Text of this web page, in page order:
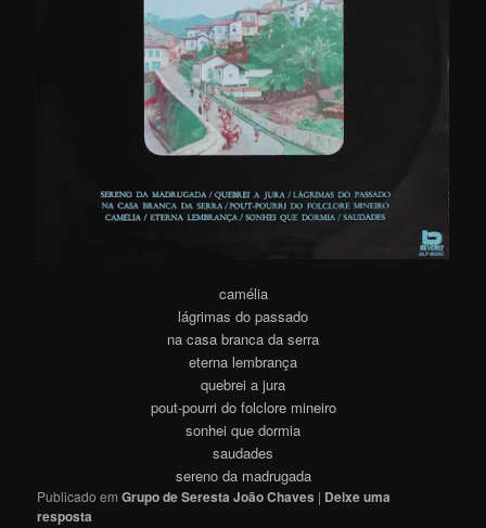
camélia
lágrimas do passado
na casa branca da serra
eterna lembrança
quebrei a jura
pout-pourri do folclore mineiro
sonhei que dormia
saudades
sereno da madrugada
Publicado em Grupo de Seresta João Chaves | Deixe uma
resposta